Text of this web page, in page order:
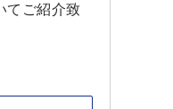
てご紹介致